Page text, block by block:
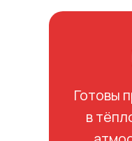
Готовы
в